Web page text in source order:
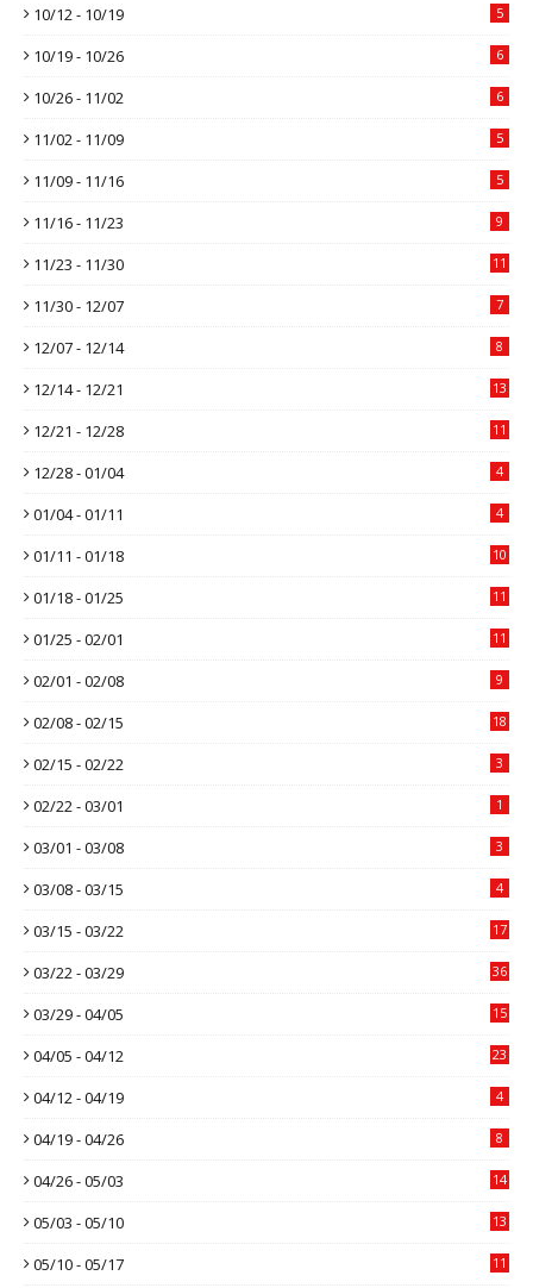
10/12 - 10/19 5
10/19 - 10/26 6
10/26 - 11/02 6
11/02 - 11/09 5
11/09 - 11/16 5
11/16 - 11/23 9
11/23 - 11/30 11
11/30 - 12/07 7
12/07 - 12/14 8
12/14 - 12/21 13
12/21 - 12/28 11
12/28 - 01/04 4
01/04 - 01/11 4
01/11 - 01/18 10
01/18 - 01/25 11
01/25 - 02/01 11
02/01 - 02/08 9
02/08 - 02/15 18
02/15 - 02/22 3
02/22 - 03/01 1
03/01 - 03/08 3
03/08 - 03/15 4
03/15 - 03/22 17
03/22 - 03/29 36
03/29 - 04/05 15
04/05 - 04/12 23
04/12 - 04/19 4
04/19 - 04/26 8
04/26 - 05/03 14
05/03 - 05/10 13
05/10 - 05/17 11